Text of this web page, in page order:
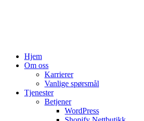
Hjem
Om oss
Karrierer
Vanlige spørsmål
Tjenester
Betjener
WordPress